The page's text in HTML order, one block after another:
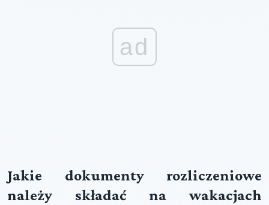
ad
Jakie dokumenty rozliczeniowe
należy składać na wakacjach